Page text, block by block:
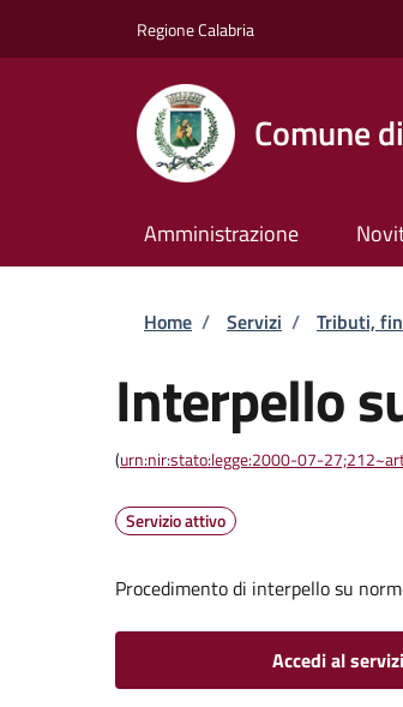
Regione Calabria
Comune
Amministrazione
Briciole di
Home / Servizi / Tributi,
Interpello
(urn:nir:stato:legge:2000-07-
Servizio attivo
Procedimento di interpello su
Accedi al